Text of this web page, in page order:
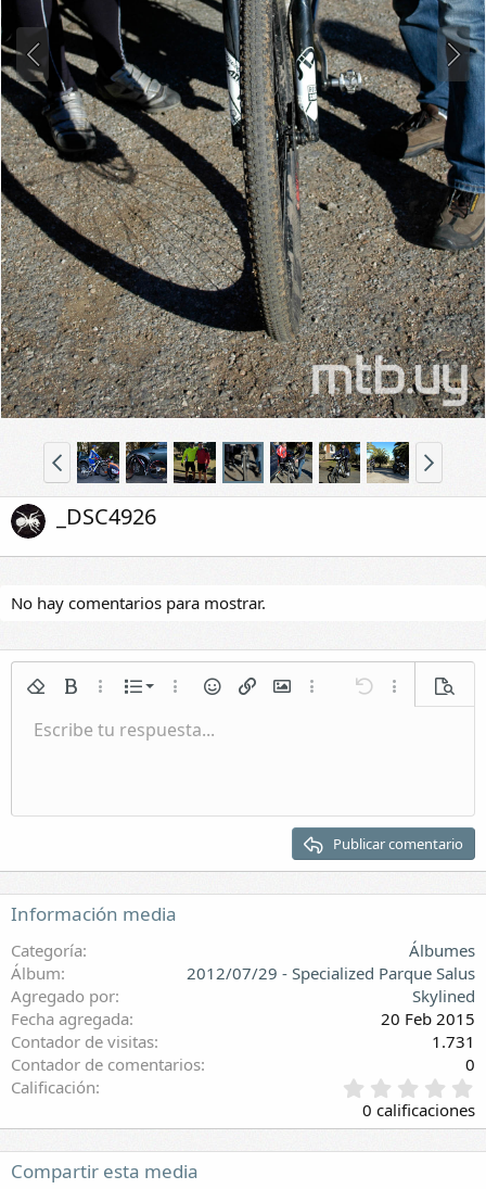
_DSC4926
No hay comentarios para mostrar.
Quitar formato
NegritaMás opciones...
Lista
Lista numerada
Lista
Más opciones...
Emoticonos
Insertar enlace
Insertar imagen
Más opciones...
Deshacer
Más
Vista
ItálicaSubrayarTachado
Formato de párrafo
Normal
Encabezado 2
VídeosGalería incrustada
CitarInsertar tabla
Spoiler
RehacerCambiar editor BB
BorradoresGuardar borrador
Escribe tu respuesta...
Publicar comentario
Información media
Categoría
Álbumes
Álbum
2012/07/29 - Specialized Parque Salus
Agregado por
Skylined
Fecha agregada
20 Feb 2015
Contador de visitas
1.731
Contador de comentarios
0
Calificación
,
0
0
0 calificaciones
Compartir esta media